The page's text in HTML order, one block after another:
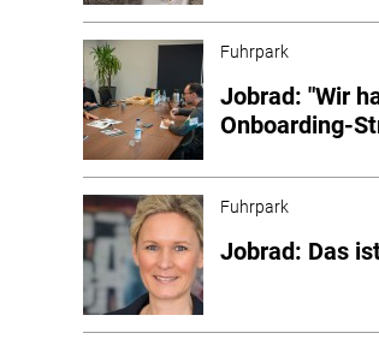
Fuhrpark
Jobrad: "Wir
Onboarding-
Fuhrpark
Jobrad: Das